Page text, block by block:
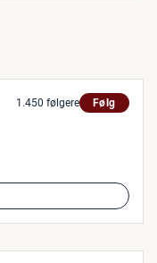
1.450 følgere Følg